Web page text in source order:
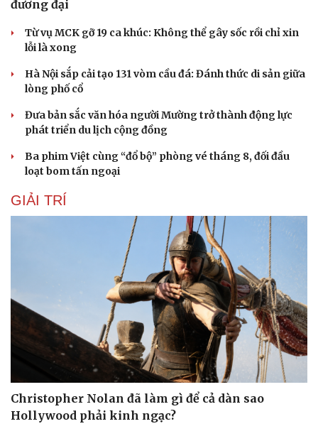
Săn Tour
check-in
Podcast
Câu chuyện thời sự
Đọc truyện đêm khuya
Cửa sổ tình yêu
Kể chuyện cho bé
Hạt giống tâm hồn
đương đại
Từ vụ MCK gỡ 19 ca khúc: Không thể gây sốc rồi chỉ xin
lỗi là xong
Hà Nội sắp cải tạo 131 vòm cầu đá: Đánh thức di sản giữa
lòng phố cổ
Đưa bản sắc văn hóa người Mường trở thành động lực
phát triển du lịch cộng đồng
Ba phim Việt cùng “đổ bộ” phòng vé tháng 8, đối đầu
loạt bom tấn ngoại
GIẢI TRÍ
Christopher Nolan đã làm gì để cả dàn sao
Hollywood phải kinh ngạc?